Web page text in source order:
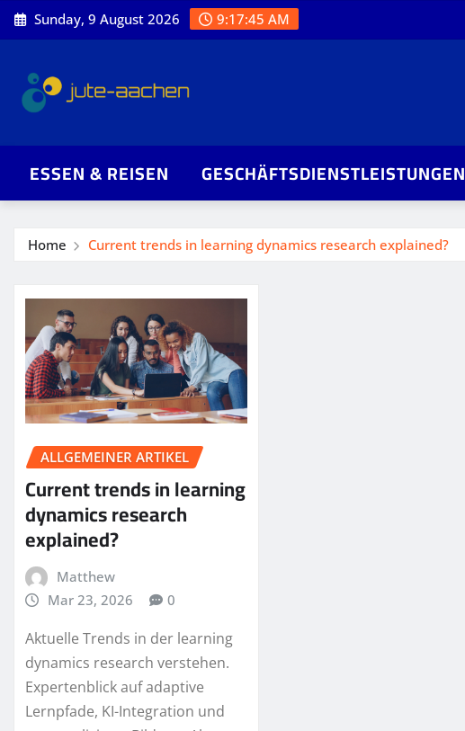
Skip
to
Sunday, 9 August 2026 9:17:46 AM
ESSEN & REISEN GESCHÄFTSDIENSTLEISTUNGEN
Home Current trends in learning dynamics research explained?
ALLGEMEINER ARTIKEL
Current trends in learning
dynamics research
explained?
Matthew
Mar 23, 2026
0
Aktuelle Trends in der learning
dynamics research verstehen.
Expertenblick auf adaptive
Lernpfade, KI-Integration und